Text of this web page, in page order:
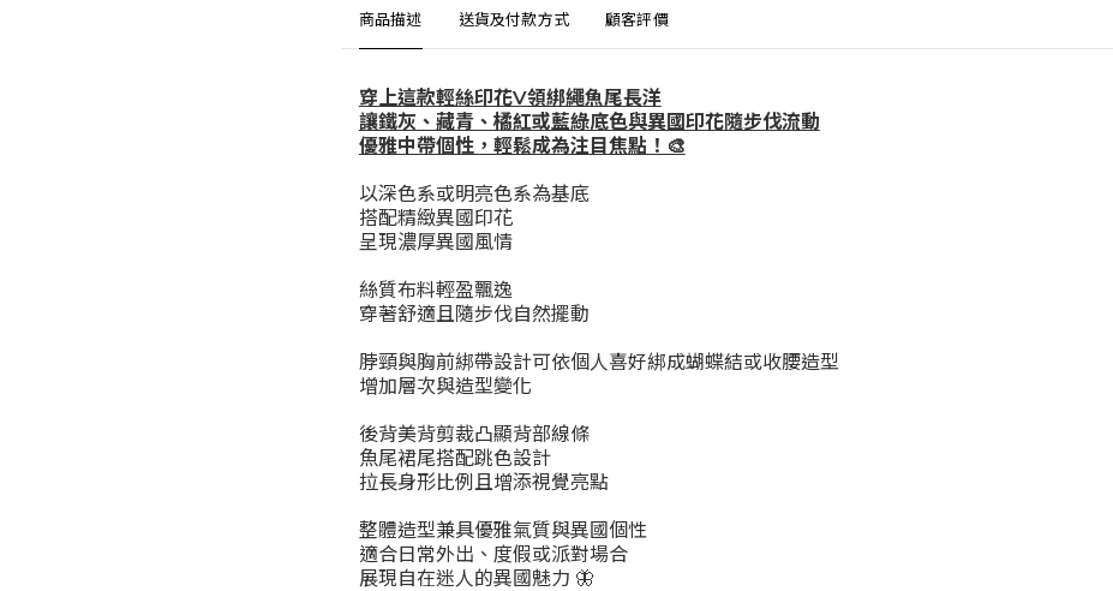
商品描述 送貨及付款方式 顧客評價
穿上這款輕絲印花V領綁繩魚尾長洋
讓鐵灰、藏青、橘紅或藍綠底色與異國印花隨步伐流動
優雅中帶個性，輕鬆成為注目焦點！🎨
以深色系或明亮色系為基底
搭配精緻異國印花
呈現濃厚異國風情
絲質布料輕盈飄逸
穿著舒適且隨步伐自然擺動
脖頸與胸前綁帶設計可依個人喜好綁成蝴蝶結或收腰造型
增加層次與造型變化
後背美背剪裁凸顯背部線條
魚尾裙尾搭配跳色設計
拉長身形比例且增添視覺亮點
整體造型兼具優雅氣質與異國個性
適合日常外出、度假或派對場合
展現自在迷人的異國魅力 🦋